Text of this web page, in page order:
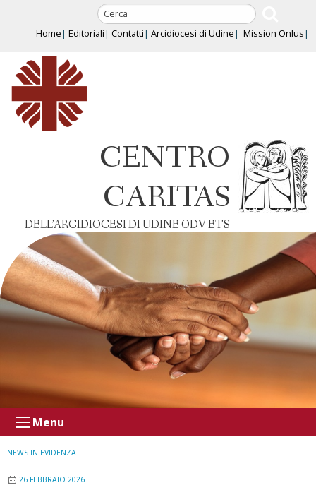
content
Home Editoriali Contatti Arcidiocesi di Udine Mission Onlus
CENTRO
CARITAS
DELL’ARCIDIOCESI DI UDINE ODV ETS
Menu
NEWS IN EVIDENZA
26 FEBBRAIO 2026